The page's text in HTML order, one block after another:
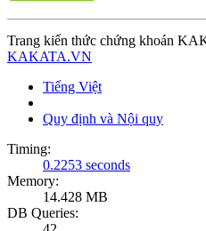
Trang kiến thức chứng khoán
KAKATA.VN
Tiếng Việt
Quy định và Nội quy
Timing:
0.2253 seconds
Memory:
14.428 MB
DB Queries: